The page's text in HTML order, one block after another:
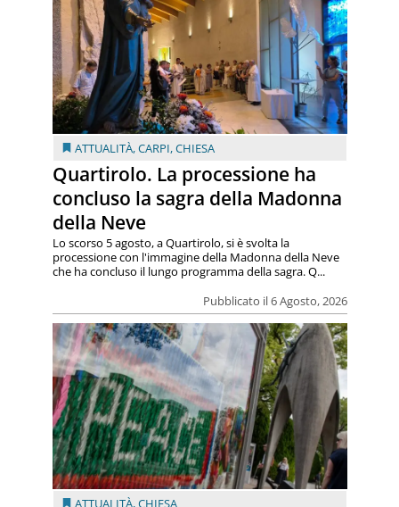
ATTUALITÀ,CARPI,CHIESA
Quartirolo. La processione ha
concluso la sagra della Madonna
della Neve
Pubblicato il 6 Agosto, 2026
Lo scorso 5 agosto, a Quartirolo, si è svolta la
processione con l'immagine della Madonna della Neve
che ha concluso il lungo programma della sagra. Q...
ATTUALITÀ,CHIESA